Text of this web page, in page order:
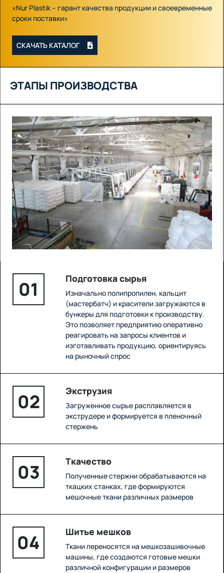
«Nur Plastik – гарант качества продукции и своевременные
сроки поставки»
СКАЧАТЬ КАТАЛОГ
ЭТАПЫ ПРОИЗВОДСТВА
01 Подготовка сырья
Изначально полипропилен, кальцит
(мастербатч) и красители загружаются в
бункеры для подготовки к производству.
Это позволяет предприятию оперативно
реагировать на запросы клиентов и
изготавливать продукцию, ориентируясь
на рыночный спрос
02 Экструзия
Загруженное сырье расплавляется в
экструдере и формируется в пленочный
стержень
03 Ткачество
Полученные стержни обрабатываются на
ткацких станках, где формируются
мешочные ткани различных размеров
04 Шитье мешков
Ткани переносятся на мешкозашивочные
машины, где создаются готовые мешки
различной конфигурации и размеров